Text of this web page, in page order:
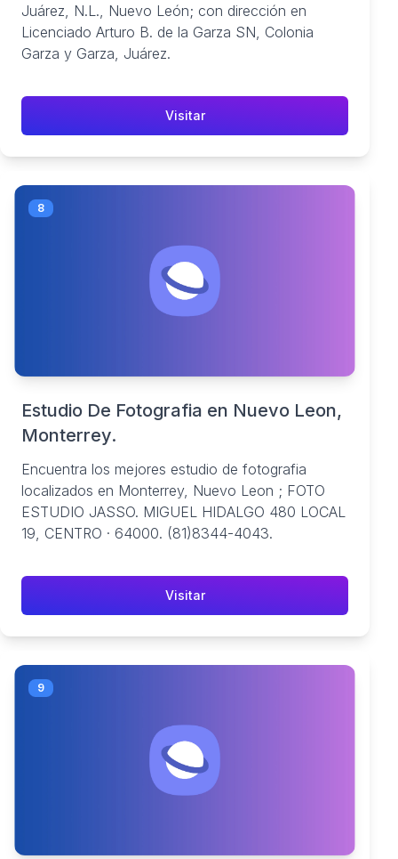
Juárez, N.L., Nuevo León; con dirección en
Licenciado Arturo B. de la Garza SN, Colonia
Garza y Garza, Juárez.
Visitar
8
Estudio De Fotografia en Nuevo Leon,
Monterrey.
Encuentra los mejores estudio de fotografia
localizados en Monterrey, Nuevo Leon ; FOTO
ESTUDIO JASSO. MIGUEL HIDALGO 480 LOCAL
19, CENTRO · 64000. (81)8344-4043.
Visitar
9